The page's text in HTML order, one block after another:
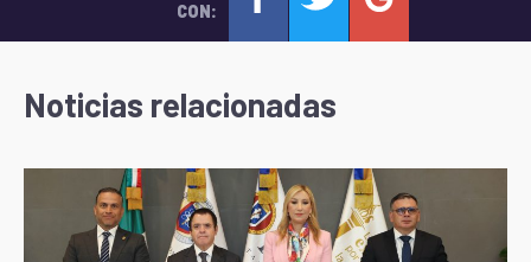
CON:
Noticias relacionadas